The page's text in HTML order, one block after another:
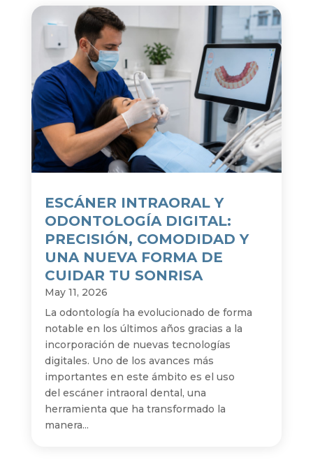
ESCÁNER INTRAORAL Y
ODONTOLOGÍA DIGITAL:
PRECISIÓN, COMODIDAD Y
UNA NUEVA FORMA DE
CUIDAR TU SONRISA
May 11, 2026
La odontología ha evolucionado de forma
notable en los últimos años gracias a la
incorporación de nuevas tecnologías
digitales. Uno de los avances más
importantes en este ámbito es el uso
del escáner intraoral dental, una
herramienta que ha transformado la
manera...